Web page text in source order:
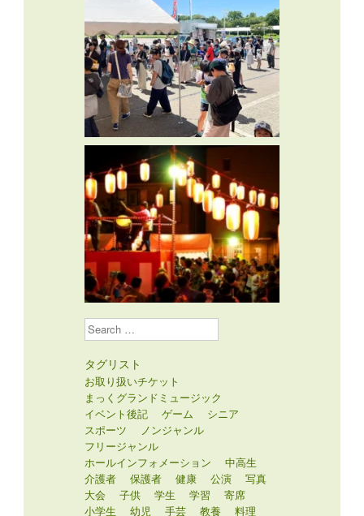
Search
タグリスト
お取り扱いチケット
まっくグランドミュージック
イベント後記
ゲーム
シニア
スポーツ
ノンジャンル
フリージャンル
ホールインフォメーション
中高生
介護者
保護者 健康 公演
写真
大会
子供 学生 学習
寄席
小学生
幼児 手芸 教養 料理